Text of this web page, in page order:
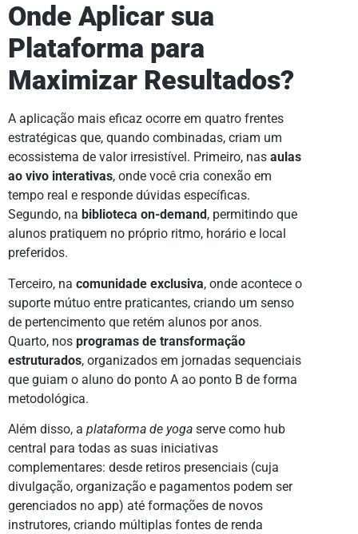
Onde Aplicar sua
Plataforma para
Maximizar Resultados?
A aplicação mais eficaz ocorre em quatro frentes
estratégicas que, quando combinadas, criam um
ecossistema de valor irresistível. Primeiro, nas aulas
ao vivo interativas, onde você cria conexão em
tempo real e responde dúvidas específicas.
Segundo, na biblioteca on-demand , permitindo que
alunos pratiquem no próprio ritmo, horário e local
preferidos.
Terceiro, na comunidade exclusiva, onde acontece o
suporte mútuo entre praticantes, criando um senso
de pertencimento que retém alunos por anos.
Quarto, nos programas de transformação
estruturados, organizados em jornadas sequenciais
que guiam o aluno do ponto A ao ponto B de forma
metodológica.
Além disso, a plataforma de yoga serve como hub
central para todas as suas iniciativas
complementares: desde retiros presenciais (cuja
divulgação, organização e pagamentos podem ser
gerenciados no app) até formações de novos
instrutores, criando múltiplas fontes de renda